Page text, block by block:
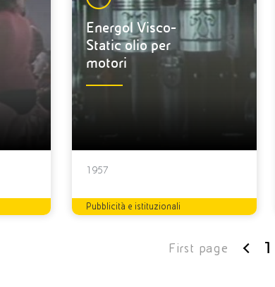
Energol Visco-
Static olio per
motori
1957
Pubblicità e istituzionali
First page 1